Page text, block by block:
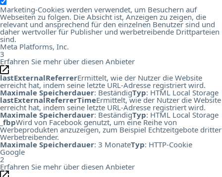
Marketing-Cookies werden verwendet, um Besuchern auf
Webseiten zu folgen. Die Absicht ist, Anzeigen zu zeigen, die
relevant und ansprechend für den einzelnen Benutzer sind und
daher wertvoller für Publisher und werbetreibende Drittparteien
sind.
Meta Platforms, Inc.
3
Erfahren Sie mehr über diesen Anbieter
lastExternalReferrerErmittelt, wie der Nutzer die Website
erreicht hat, indem seine letzte URL-Adresse registriert wird.
Maximale Speicherdauer: BeständigTyp: HTML Local Storage
lastExternalReferrerTimeErmittelt, wie der Nutzer die Website
erreicht hat, indem seine letzte URL-Adresse registriert wird.
Maximale Speicherdauer: BeständigTyp: HTML Local Storage
_fbpWird von Facebook genutzt, um eine Reihe von
Werbeprodukten anzuzeigen, zum Beispiel Echtzeitgebote dritter
Werbetreibender.
Maximale Speicherdauer: 3 MonateTyp: HTTP-Cookie
Google
2
Erfahren Sie mehr über diesen Anbieter